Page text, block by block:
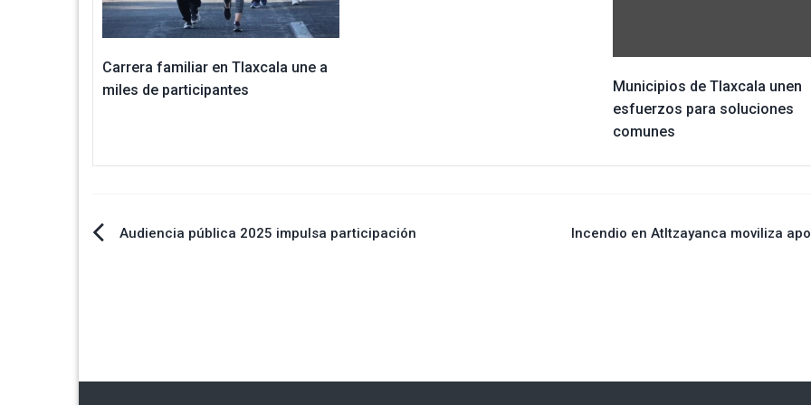
Carrera familiar en Tlaxcala une a
miles de participantes
Municipios de Tlaxcala unen
esfuerzos para soluciones
comunes
Navegación
Audiencia pública 2025 impulsa participación Incendio en Atltzayanca moviliza